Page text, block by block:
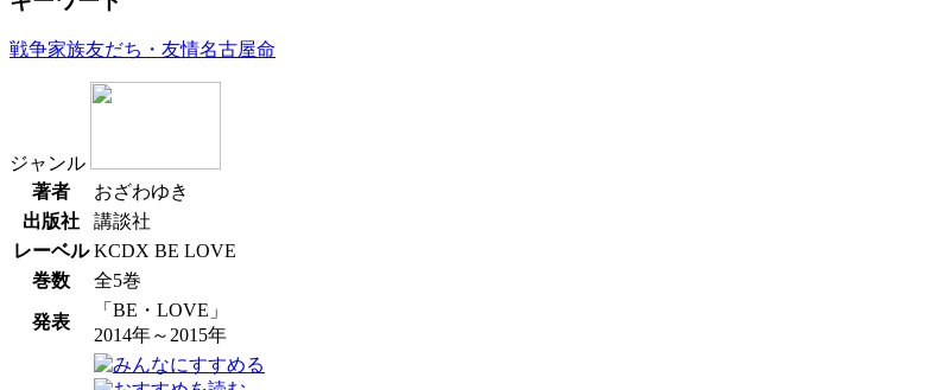
戦争家族友だち・友情名古屋命
ジャンル
著者
おざわゆき
出版社
講談社
レーベル KCDX BE LOVE
巻数
全5巻
発表
「BE・LOVE」
2014年～2015年